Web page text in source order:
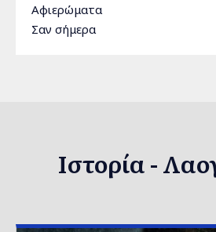
Αφιερώματα
Σαν σήμερα
Ιστορία -